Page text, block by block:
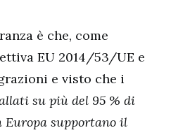
è che, come
EU 2014/53/UE e
e visto che i
su più del 95 % di
supportano il